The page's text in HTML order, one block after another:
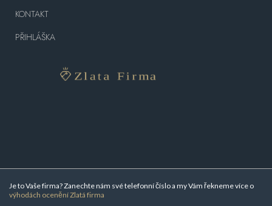
Je to Vaše firma? Zanechte nám své telefonní číslo a my Vám řekneme více o
výhodách ocenění Zlatá firma
KONTAKT
PŘIHLÁŠKA